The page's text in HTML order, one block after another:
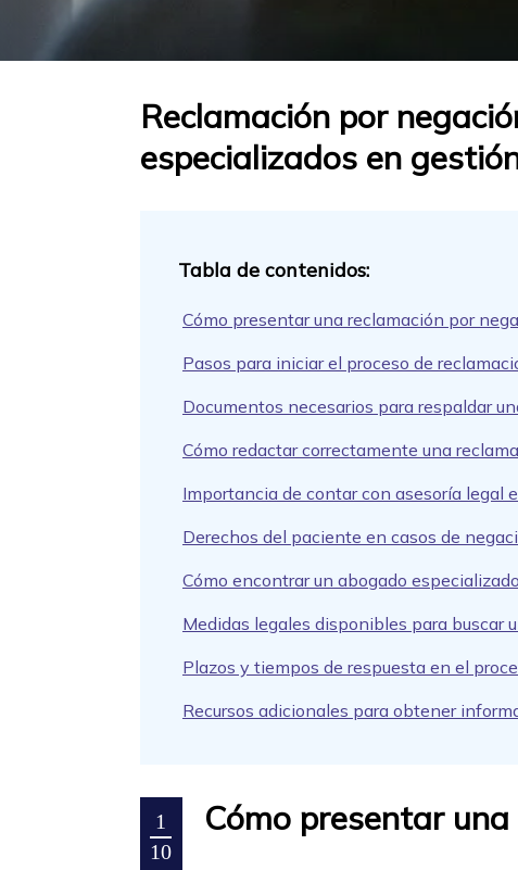
Reclamación por
especializados en
Cómo presentar una reclamación por
Pasos para iniciar el proceso de
Documentos necesarios para respaldar
Cómo redactar correctamente una
Importancia de contar con asesoría legal
Derechos del paciente en casos de
Cómo encontrar un abogado
Medidas legales disponibles para buscar
Plazos y tiempos de respuesta en el
Recursos adicionales para obtener
1
10
Cómo presentar